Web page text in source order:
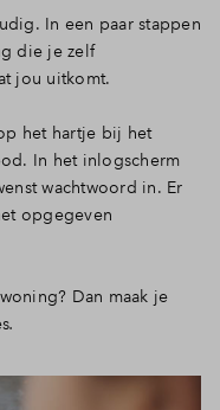
In een paar stappen
die je zelf
jou uitkomt.
het hartje bij het
In het inlogscherm
wachtwoord in. Er
opgegeven
Dan maak je
.